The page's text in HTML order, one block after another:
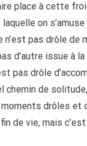
place à cette
on
pas drôle de
d’autre issue à
pas drôle
chemin de
drôles et
de vie, mais